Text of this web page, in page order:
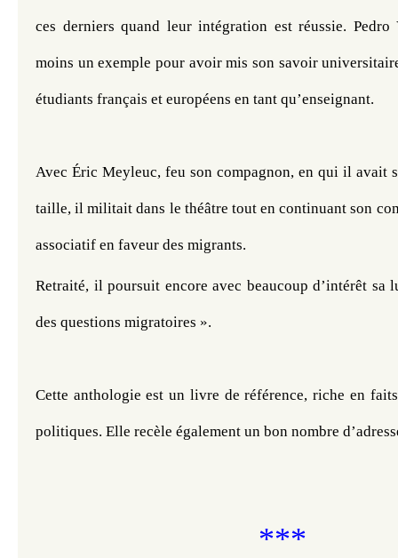
ces derniers quand leur intégration est réussie. Pedro
moins un exemple pour avoir mis son savoir
étudiants français et européens en tant qu’enseignant.
Avec Éric Meyleuc, feu son compagnon, en qui il avait
taille, il militait dans le théâtre tout en continuant son
associatif en faveur des migrants.
Retraité, il poursuit encore avec beaucoup d’intérêt sa
des questions migratoires ».
Cette anthologie est un livre de référence, riche en
politiques. Elle recèle également un bon nombre
***